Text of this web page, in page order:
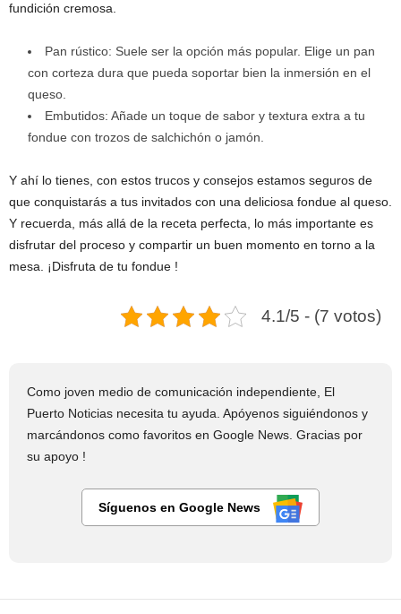
fundición cremosa.
Pan rústico: Suele ser la opción más popular. Elige un pan
con corteza dura que pueda soportar bien la inmersión en el
queso.
Embutidos: Añade un toque de sabor y textura extra a tu
fondue con trozos de salchichón o jamón.
Y ahí lo tienes, con estos trucos y consejos estamos seguros de
que conquistarás a tus invitados con una deliciosa fondue al queso.
Y recuerda, más allá de la receta perfecta, lo más importante es
disfrutar del proceso y compartir un buen momento en torno a la
mesa. ¡Disfruta de tu fondue !
4.1/5 - (7 votos)
Como joven medio de comunicación independiente, El
Puerto Noticias necesita tu ayuda. Apóyenos siguiéndonos y
marcándonos como favoritos en Google News. Gracias por
su apoyo !
Síguenos en Google News